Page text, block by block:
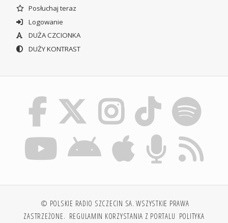
Posłuchaj teraz
Logowanie
DUŻA CZCIONKA
DUŻY KONTRAST
© POLSKIE RADIO SZCZECIN SA. WSZYSTKIE PRAWA
ZASTRZEŻONE. REGULAMIN KORZYSTANIA Z PORTALU POLITYKA